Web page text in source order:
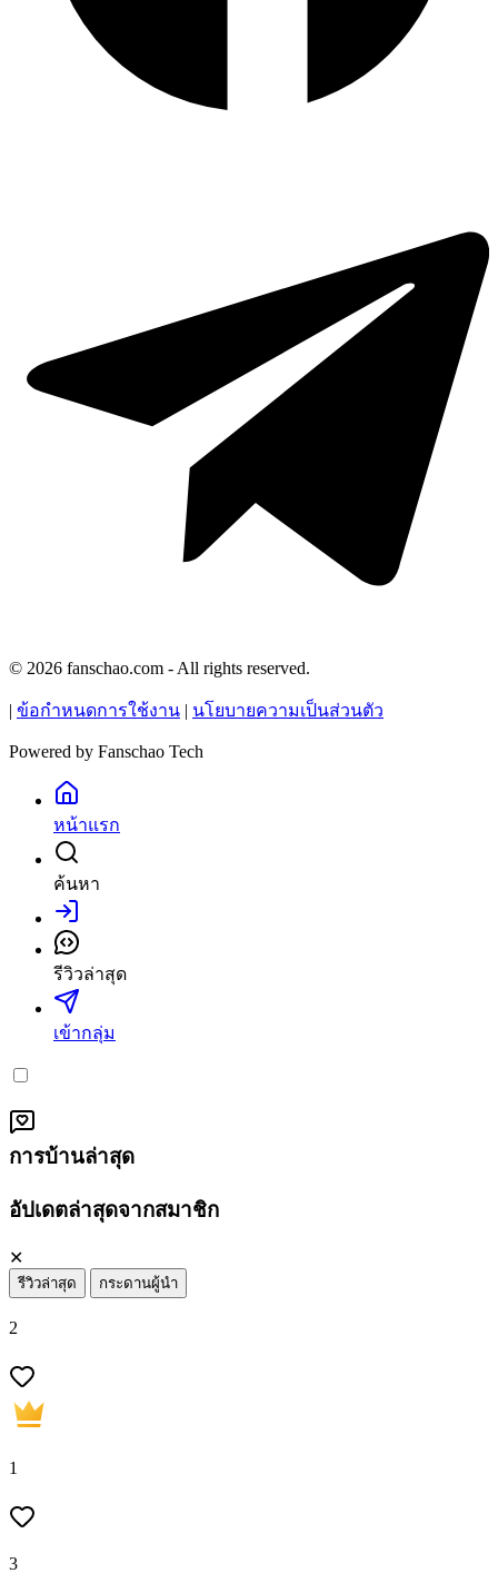
© 2026 fanschao.com - All rights reserved.
ข้อกำหนดการใช้งาน นโยบายความเป็นส่วนตัว
Powered by Fanschao Tech
หน้าแรก
ค้นหา
เข้าสู่ระบบ
รีวิวล่าสุด
เข้ากลุ่ม
การบ้านล่าสุด
อัปเดตล่าสุดจากสมาชิก
✕
รีวิวล่าสุด กระดานผู้นำ
2
1
3